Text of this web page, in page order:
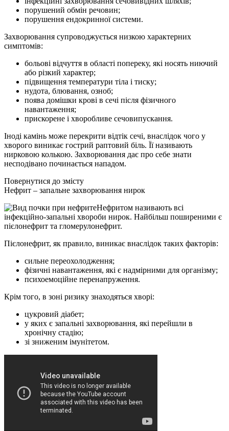
порушений обмін речовин;
порушення ендокринної системи.
Захворювання супроводжується низкою характерних
симптомів:
больові відчуття в області попереку, які носять ниючий
або різкий характер;
підвищення температури тіла і тиску;
нудота, блювання, озноб;
поява домішки крові в сечі після фізичного
навантаження;
прискорене і хворобливе сечовипускання.
Іноді камінь може перекрити відтік сечі, внаслідок чого у
хворого виникає гострий раптовий біль. Її називають
нирковою колькою. Захворювання дає про себе знати
несподівано починається нападом.
Повернутися до змісту
Нефрит – запальне захворювання нирок
Нефритом називають всі
інфекційно-запальні хвороби нирок. Найбільш поширеними є
пієлонефрит та гломерулонефрит.
Пієлонефрит, як правило, виникає внаслідок таких факторів:
сильне переохолодження;
фізичні навантаження, які є надмірними для організму;
психоемоційне перенапруження.
Крім того, в зоні ризику знаходяться хворі:
цукровий діабет;
у яких є запальні захворювання, які перейшли в
хронічну стадію;
зі зниженим імунітетом.